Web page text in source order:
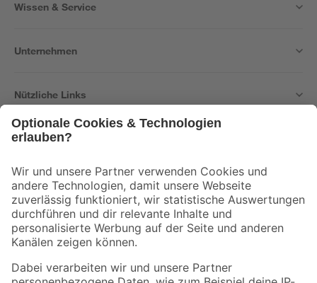
Wissen & Service
Unternehmen
Nützliche Links
Der toom Newsletter: Keine Angebote und Aktionen mehr verpassen!
Zur Newsletter Anmeldung
Folge uns